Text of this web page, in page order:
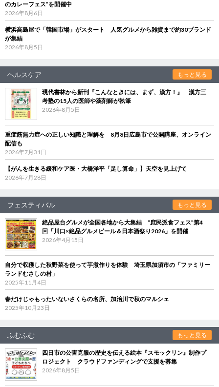
のカレーフェス”を開催中
2026年8月6日
横浜高島屋で「韓国市場」がスタート 人気グルメから雑貨まで約30ブランド
が集結
2026年8月5日
ヘルスケア もっと見る
現代書林から新刊『こんなときには、まず、漢方！』 漢方三
考塾の15人の医師や薬剤師が執筆
2026年8月5日
重症筋無力症への正しい知識と理解を 8月8日広島市で公開講座、オンライン
配信も
2026年7月31日
【がんを生きる緩和ケア医・大橋洋平「足し算命」】天空を見上げて
2026年7月28日
フェスティバル もっと見る
絶品屋台グルメが全国各地から大集結 “庶民派食フェス”第4
回「川口×絶品グルメビール＆日本酒祭り2026」を開催
2026年4月15日
自分で収穫した秋野菜を使って芋煮作りを体験 埼玉県加須市の「ファミリー
ランドむさしの村」
2025年11月4日
春だけじゃもったいないさくらの名所、加治川で秋のマルシェ
2025年10月23日
ふむふむ もっと見る
四日市の公害克服の歴史を伝える絵本『スモックリン』制作プ
ロジェクト クラウドファンディングで支援を募集
2026年8月5日